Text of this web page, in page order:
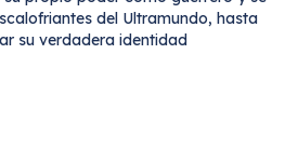
del Ultramundo, hasta
su verdadera identidad